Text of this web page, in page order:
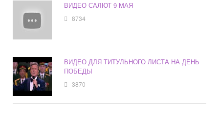
ВИДЕО САЛЮТ 9 МАЯ
8734
ВИДЕО ДЛЯ ТИТУЛЬНОГО ЛИСТА НА ДЕНЬ
ПОБЕДЫ
3870